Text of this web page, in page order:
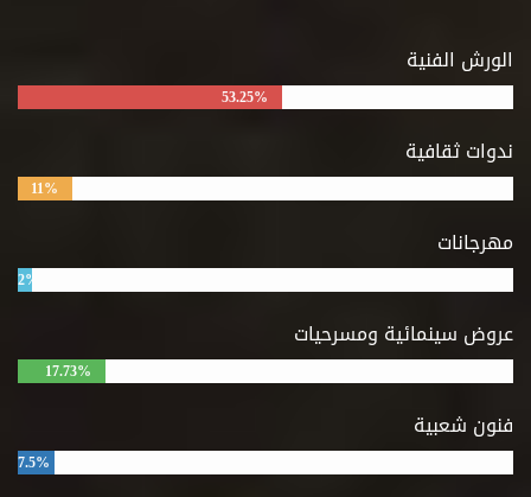
الورش الفنية
53.25%
ندوات ثقافية
11%
مهرجانات
2%
عروض سينمائية ومسرحيات
17.73%
فنون شعبية
7.5%